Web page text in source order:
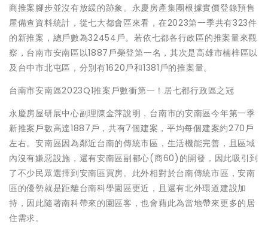
商推案腳步並沒有放緩的跡象。永慶房產集團根據實價登錄預售
屋備查資料統計，從七大都會區來看，在2023第一季共有323件
的新推案，總戶數為32454戶。若依七都各行政區的推案量來觀
察，台南市安南區以1887戶榮登第一名，其次是高雄市楠梓區以
及台中市北屯區，分別有1620戶和1381戶的推案量。
台南市安南區2023Q1推案戶數衝第一！居七都行政區之冠
永慶房屋研展中心副理陳金萍說明，台南市的安南區今年第一季
新推案戶數高達1887戶，共有7個建案，平均每個建案約270戶
左右。安南區因為鄰近台南的傳統市區，生活機能完善，且區域
內沒有嫌惡設施，還有安南區副都心(商60)的開發，因此吸引到
了不少民眾選擇到安南區買房。此外相對於台南傳統市區，安南
區的優勢就是距離台南科學園區更近，且還有北外環道建設加
持，因此隨著南科帶來的園區客，也會藉此為當地帶來更多的居
住需求。